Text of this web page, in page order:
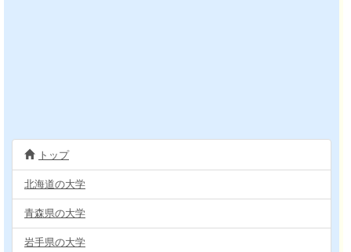
トップ
北海道の大学
青森県の大学
岩手県の大学